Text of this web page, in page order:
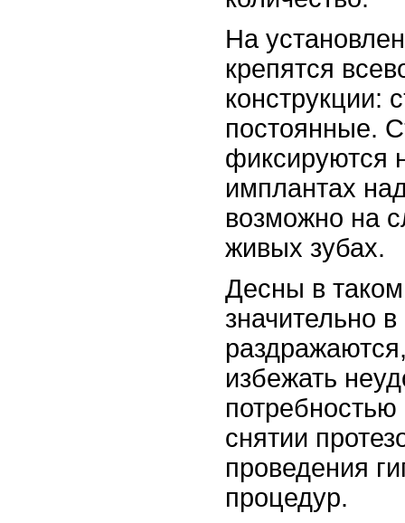
На
крепятся
конструкции:
постоянные.
фиксируются
имплантах
возможно на
живых зубах.
Десны в
значительно
избежать
снятии
проведения
процедур.